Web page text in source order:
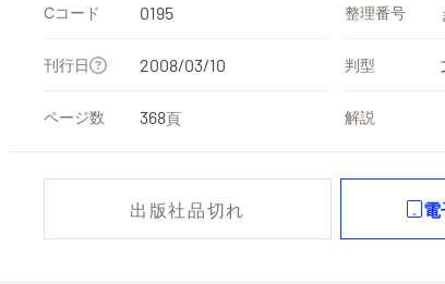
Cコード 0195 整理番号
刊行日 2008/03/10 判型
ページ数 368頁 解説
出版社品切れ